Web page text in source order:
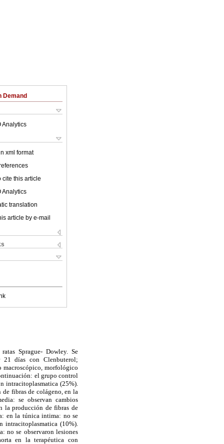
Demand
Analytics
xml format
cite this article
Analytics
translation
article by e-mail
Sprague- Dowley. Se
21 días con Clenbuterol;
morfológico
el grupo control
intracitoplasmatica (25%).
fibras de colágeno, en la
se observan cambios
la producción de fibras de
en la túnica intima: no se
intracitoplasmatica (10%).
no se observaron lesiones
en la terapéutica con